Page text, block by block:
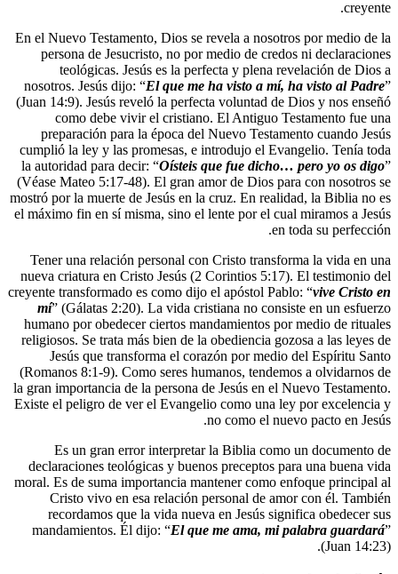
En el Nuevo Testamento, Dios se revela
persona de Jesucristo, no por medio
teológicas. Jesús es la perfecta y
nosotros. Jesús dijo: “ El que me ha
(Juan 14:9). Jesús reveló la perfecta
como debe vivir el cristiano. El
preparación para la época del Nuevo
cumplió la ley y las promesas, e
la autoridad para decir: “Oísteis que fue
(Véase Mateo 5:17-48). El gran amor de
mostró por la muerte de Jesús en la cruz.
el máximo fin en sí misma, sino el lente
Tener una relación personal con Cristo
nueva criatura en Cristo Jesús (2
creyente transformado es como dijo el
mí ” (Gálatas 2:20). La vida cristiana
humano por obedecer ciertos
religiosos. Se trata más bien de la
Jesús que transforma el corazón
(Romanos 8:1-9). Como seres humanos,
la gran importancia de la persona de Jesús
Existe el peligro de ver el Evangelio
no
Es un gran error interpretar la
declaraciones teológicas y buenos
moral. Es de suma importancia mantener
Cristo vivo en esa relación personal
recordamos que la vida nueva en
mandamientos. Él dijo: “El que me